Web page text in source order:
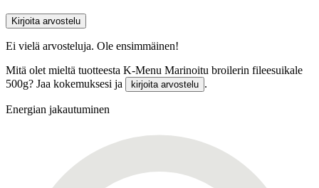
Kirjoita arvostelu
Ei vielä arvosteluja. Ole ensimmäinen!
Mitä olet mieltä tuotteesta K-Menu Marinoitu broilerin fileesuikale
500g? Jaa kokemuksesi ja
kirjoita arvostelu .
Energian jakautuminen